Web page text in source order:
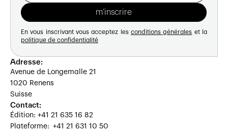
En vous inscrivant vous acceptez les conditions générales et la
politique de confidentialité
Adresse:
Avenue de Longemalle 21
1020 Renens
Suisse
Contact:
Édition: +41 21 635 16 82
Plateforme: +41 21 631 10 50